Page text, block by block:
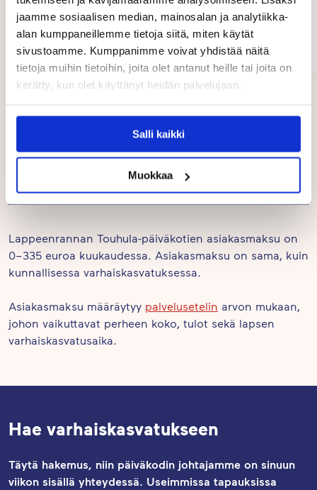
jaamme sosiaalisen median, mainosalan ja analytiikka-
alan kumppaneillemme tietoja siitä, miten käytät
sivustoamme. Kumppanimme voivat yhdistää näitä
tietoja muihin tietoihin, joita olet antanut heille tai joita on
kerätty, kun olet käyttänyt heidän palvelujaan.
Salli kaikki
Muokkaa
viikottaisella kuin kuukausittaisella tasolla.
Vaihdamme päivittäin kuulumiset arjesta niin
lapsen tuonti- kuin hakutilanteissa. Arjen
kuulumisiin sisältyvät päivän aikana toteutuneen
ohjatun pedagogisen toiminnan lisäksi, muun
sisältyvät myös lapsen ruokailujen sujuminen sekä
miten lapsen lepohetki on toteutunut. Toistemme
kohtaaminen on arkisissa kohtaamisissa meille
erityisen tärkeää.
Lähetämme perheille kerran viikossa viikkokirjeen,
jossa kertaamme kuluneen viikon tapahtumia ja
avaamme ohjattua pedagogista toimintaa
esitetään myös tulevan viikon suunnitelma sekä
viestitään tarvittaessa muitakin ajankohtaisia
jota asiakasperheet ovat toivoneet. Tapaamme
kuulumisia vanhempien kanssa.
Lappeenranta
03/2026
Page
of
Lappeenrannan Touhula-päiväkotien asiakasmaksu on
0–335 euroa kuukaudessa. Asiakasmaksu on sama, kuin
kunnallisessa varhaiskasvatuksessa.
Asiakasmaksu määräytyy palvelusetelin arvon mukaan,
johon vaikuttavat perheen koko, tulot sekä lapsen
varhaiskasvatusaika.
Hae varhaiskasvatukseen
Täytä hakemus, niin päiväkodin johtajamme on sinuun
viikon sisällä yhteydessä. Useimmissa tapauksissa